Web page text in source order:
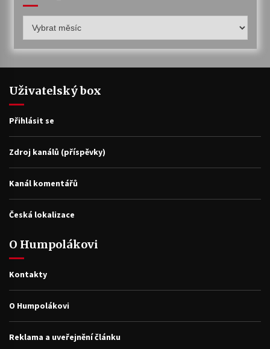
archiv
Uživatelský box
Přihlásit se
Zdroj kanálů (příspěvky)
Kanál komentářů
Česká lokalizace
O Humpolákovi
Kontakty
O Humpolákovi
Reklama a uveřejnění článku